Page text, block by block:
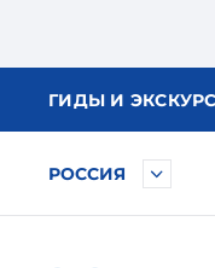
ГИДЫ И
РОССИЯ